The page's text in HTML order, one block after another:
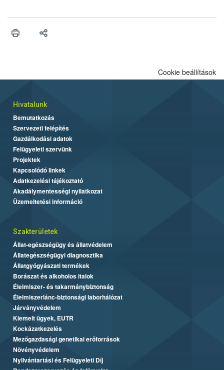
Cookie beállítások
Hivatalunk
Bemutatkozás
Szervezeti felépítés
Gazdálkodási adatok
Felügyeleti szervünk
Projektek
Kapcsolódó linkek
Adatkezelési tájékoztató
Akadálymentességi nyilatkozat
Üzemeltetési információ
Szakterületek
Állat-egészségügy és állatvédelem
Állategészségügyi diagnosztika
Állatgyógyászati termékek
Borászat és alkoholos italok
Élelmiszer- és takarmánybiztonság
Élelmiszerlánc-biztonsági laborhálózat
Járványvédelem
Kiemelt ügyek, EUTR
Kockázatkezelés
Mezőgazdasági genetikai erőforrások
Növényvédelem
Nyilvántartási és Felügyeleti Díj